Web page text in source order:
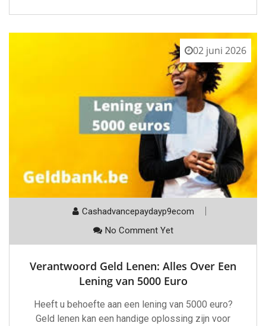
02 juni 2026
Cashadvancepaydayp9ecom
No Comment Yet
Verantwoord Geld Lenen: Alles Over Een
Lening van 5000 Euro
Heeft u behoefte aan een lening van 5000 euro?
Geld lenen kan een handige oplossing zijn voor